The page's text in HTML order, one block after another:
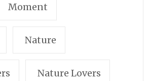
Moment
Nature
Nature Lovers